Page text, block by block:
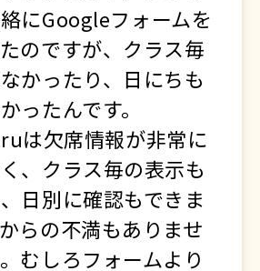
にGoogleフォームを
のですが、クラス毎
かったり、日にちも
ったんです。
は欠席情報が非常に
、クラス毎の表示も
日別に確認もできま
らの不満もありませ
むしろフォームより